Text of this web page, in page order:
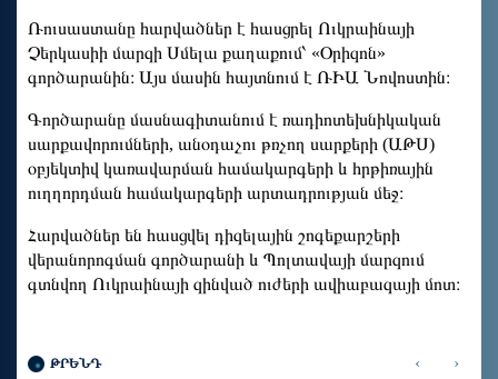
Ռուսաստանը հարվածներ է հասցրել Ուկրաինայի
Չերկասիի մարզի Սմելա քաղաքում՝ «Օրիզոն»
գործարանին։ Այս մասին հայտնում է ՌԻԱ Նովոստին։
Գործարանը մասնագիտանում է ռադիոտեխնիկական
սարքավորումների, անօդաչու թռչող սարքերի (ԱԹՍ)
օբյեկտիվ կառավարման համակարգերի և հրթիռային
ուղղորդման համակարգերի արտադրության մեջ։
Հարվածներ են հասցվել դիզելային շոգեքարշերի
վերանորոգման գործարանի և Պոլտավայի մարզում
գտնվող Ուկրաինայի զինված ուժերի ավիաբազայի մոտ։
ԹՐԵՆԴ ‹ ›